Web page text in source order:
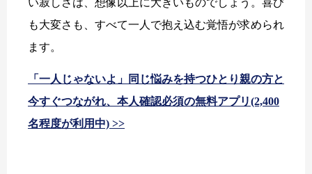
も大変さも、すべて一人で抱え込む覚悟が求められ
ます。
「一人じゃないよ」同じ悩みを持つひとり親の方と
今すぐつながれ、本人確認必須の無料アプリ(2,400
名程度が利用中) >>